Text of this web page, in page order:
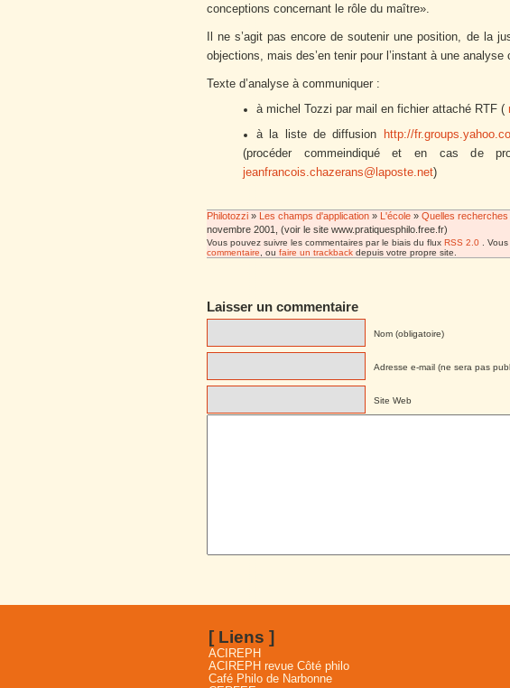
conceptions concernant le rôle du maître».
Il ne s’agit pas encore de soutenir une position, de la
objections, mais des’en tenir pour l’instant à une analyse
Texte d’analyse à communiquer :
à michel Tozzi par mail en fichier attaché RTF (
à la liste de diffusion
http://
(procéder commeindiqué et en cas de
jeanfrancois.chazerans@laposte.net)
Philotozzi » Les champs d'application » L'école » Quelles recherches
novembre 2001, (voir le site www.pratiquesphilo.free.fr)
Vous pouvez suivre les commentaires par le biais du flux RSS 2.0 .
commentaire , ou faire un trackback depuis votre propre site.
Laisser un commentaire
Nom (obligatoire)
Adresse e-mail (ne sera pas
Site Web
[ Liens ]
ACIREPH
ACIREPH revue Côté philo
Café Philo de Narbonne